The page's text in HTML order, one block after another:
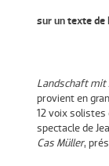
sur un texte de
Landschaft mit
provient en
12 voix solistes
spectacle de
Cas Müller,